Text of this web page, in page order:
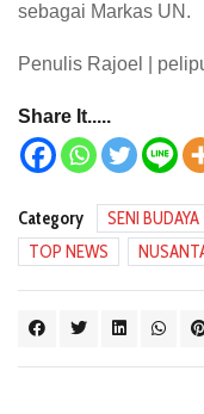
sebagai Markas UN.
Penulis Rajoel |
Share It.....
Category SENI BUDAYA
TOP NEWS